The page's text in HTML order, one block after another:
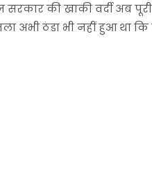
की खाकी वर्दी अब
अभी ठंडा भी नहीं हुआ था